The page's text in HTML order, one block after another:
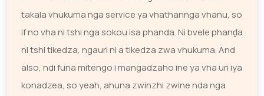
takala vhukuma nga service ya vhathannga vhanu, so
if no vha ni tshi nga sokou isa phanda. Ni bvele phanḓa
ni tshi tikedza, ngauri ni a tikedza zwa vhukuma. And
also, ndi funa mitengo i mangadzaho ine ya vha uri iya
konadzea, so yeah, ahuna zwinzhi zwine nda nga